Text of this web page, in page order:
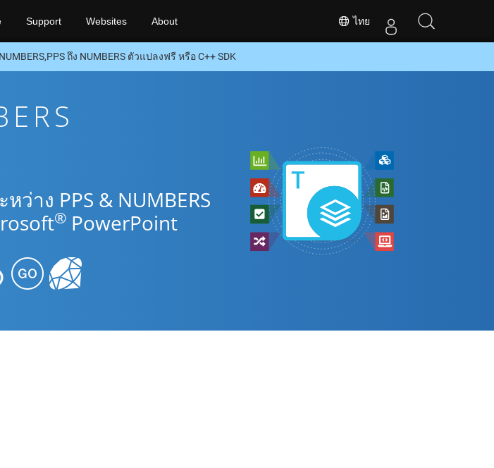
ไทย
Support Websites About
ถึง NUMBERS ตัวแปลงฟรี หรือ C++ SDK
าง PPS & NUMBERS
® PowerPoint